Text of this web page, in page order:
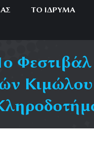
ΤΟ ΊΔΡΥΜΑ